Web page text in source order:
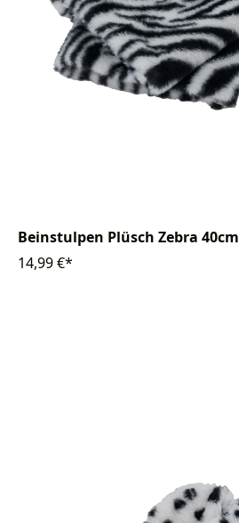
Beinstulpen Plüsch Zebra 40cm
14,99 €*